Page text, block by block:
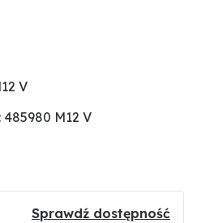
V
M12 V
Sprawdź dostępność